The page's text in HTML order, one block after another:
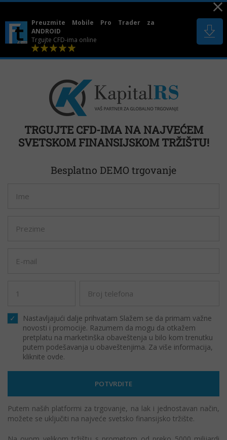
Skip
content
Preuzmite Mobile Pro Trader za
ANDROID
Trgujte CFD-ima online
TRGUJTE CFD-IMA NA NAJVEĆEM
SVETSKOM FINANSIJSKOM TRŽIŠTU!
Besplatno DEMO trgovanje
Nastavljajući dalje prihvatam Slažem se da primam važne
novosti i promocije. Razumem da mogu da otkažem
pretplatu na marketinška obaveštenja u bilo kom trenutku
putem podešavanja u obaveštenjima. Za više informacija,
kliknite ovde.
Putem naših platformi za trgovanje, na lak i jednostavan način,
možete se uključiti na najveće svetsko finansijsko tržište.